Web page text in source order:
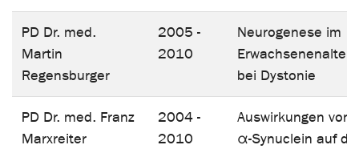
PD Dr. med.
Martin
Regensburger
2005 -
2010
Neurogenese im
Erwachsenenalter
bei Dystonie
PD Dr. med. Franz
Marxreiter
2004 -
2010
Auswirkungen von
α-Synuclein auf die